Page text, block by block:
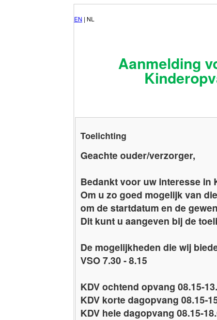
EN | NL
Aanmelding
Toelichting
Geachte ouder/verzorger,
Bedankt voor uw interesse in
Om u zo goed mogelijk van
om de startdatum en de
Dit kunt u aangeven bij de
De mogelijkheden die wij
VSO 7.30 - 8.15
KDV ochtend opvang 08.15-
KDV korte dagopvang 08.15-
KDV hele dagopvang 08.15-